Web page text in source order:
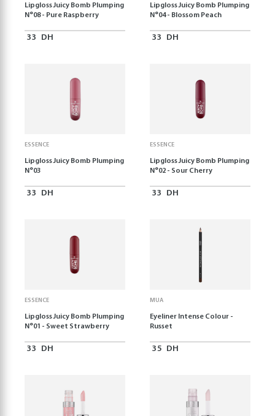
Lipgloss Juicy Bomb Plumping
N°08 - Pure Raspberry
33 DH
Lipgloss Juicy Bomb Plumping
N°04 - Blossom Peach
33 DH
ESSENCE
Lipgloss Juicy Bomb Plumping
N°03
33 DH
ESSENCE
Lipgloss Juicy Bomb Plumping
N°02 - Sour Cherry
33 DH
ESSENCE
Lipgloss Juicy Bomb Plumping
N°01 - Sweet Strawberry
33 DH
MUA
Eyeliner Intense Colour -
Russet
35 DH